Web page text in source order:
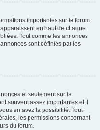
importantes sur le forum
en haut de chaque
Tout comme les annonces
sont définies par les
et seulement sur la
souvent assez importantes et il
en avez la possibilité. Tout
les permissions concernant
du forum.